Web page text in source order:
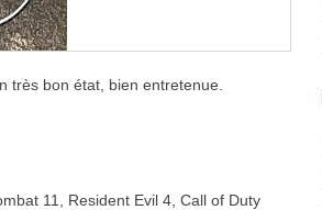
très bon état, bien entretenue.
11, Resident Evil 4, Call of Duty